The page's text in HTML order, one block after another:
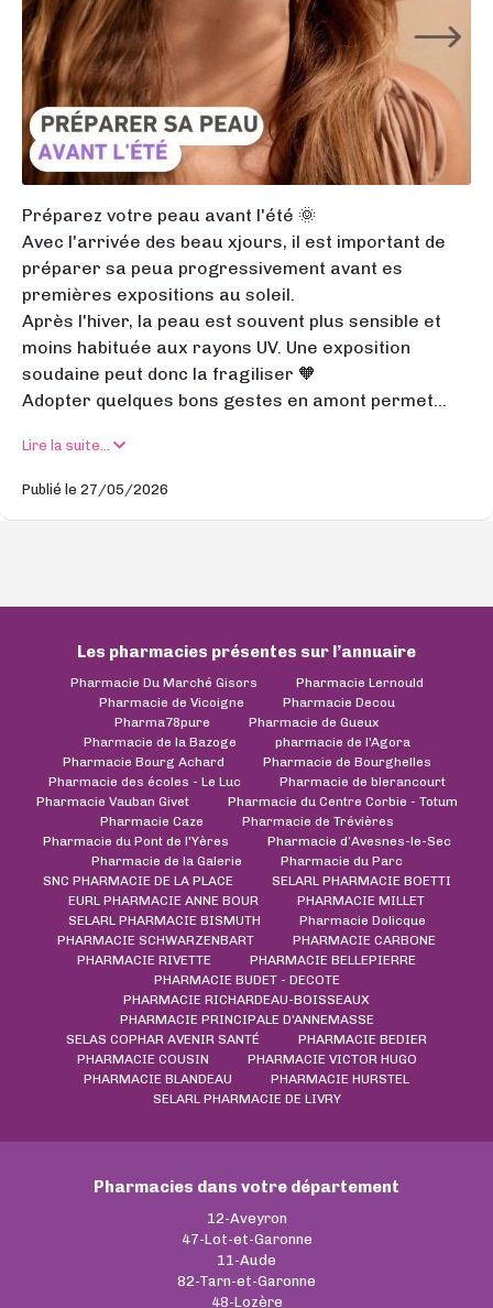
Préparez votre peau avant l'été 🌞
Avec l'arrivée des beau xjours, il est important de
préparer sa peua progressivement avant es
premières expositions au soleil.
Après l'hiver, la peau est souvent plus sensible et
moins habituée aux rayons UV. Une exposition
soudaine peut donc la fragiliser 🧡
Adopter quelques bons gestes en amont permet...
Lire la suite...
Publié le 27/05/2026
Les pharmacies présentes sur l’annuaire
Pharmacie Du Marché Gisors
Pharmacie Lernould
Pharmacie de Vicoigne
Pharmacie Decou
Pharma78pure
Pharmacie de Gueux
Pharmacie de la Bazoge
pharmacie de l'Agora
Pharmacie Bourg Achard
Pharmacie de Bourghelles
Pharmacie des écoles - Le Luc
Pharmacie de blerancourt
Pharmacie Vauban Givet
Pharmacie du Centre Corbie - Totum
Pharmacie Caze
Pharmacie de Trévières
Pharmacie du Pont de l'Yères
Pharmacie d’Avesnes-le-Sec
Pharmacie de la Galerie
Pharmacie du Parc
SNC PHARMACIE DE LA PLACE
SELARL PHARMACIE BOETTI
EURL PHARMACIE ANNE BOUR
PHARMACIE MILLET
SELARL PHARMACIE BISMUTH
Pharmacie Dolicque
PHARMACIE SCHWARZENBART
PHARMACIE CARBONE
PHARMACIE RIVETTE
PHARMACIE BELLEPIERRE
PHARMACIE BUDET - DECOTE
PHARMACIE RICHARDEAU-BOISSEAUX
PHARMACIE PRINCIPALE D'ANNEMASSE
SELAS COPHAR AVENIR SANTÉ
PHARMACIE BEDIER
PHARMACIE COUSIN
PHARMACIE VICTOR HUGO
PHARMACIE BLANDEAU
PHARMACIE HURSTEL
SELARL PHARMACIE DE LIVRY
Pharmacies dans votre département
12-Aveyron
47-Lot-et-Garonne
11-Aude
82-Tarn-et-Garonne
48-Lozère